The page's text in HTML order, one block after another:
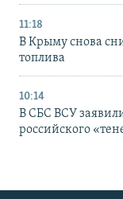
11:18
В Крыму снова
топлива
10:14
В СБС ВСУ
российского